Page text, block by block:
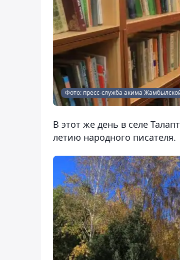
Фото: пресс-служба акима
В этот же день в селе
летию народного писателя.